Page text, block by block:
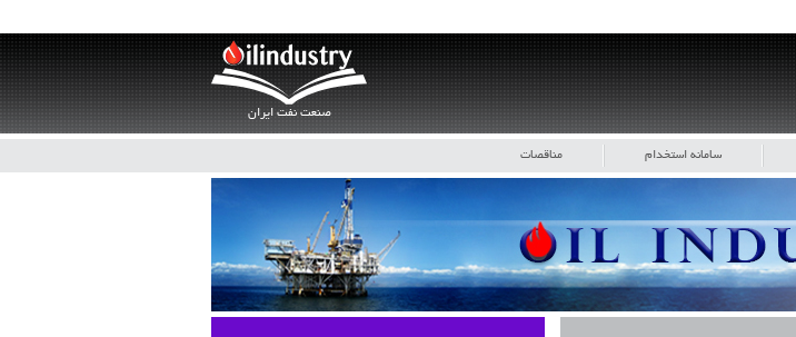
صنعت نفت ایران
سامانه استخدام مناقصات